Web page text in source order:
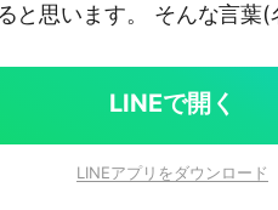
な言葉(名言)を発言す
LINEで開く
LINEアプリをダウンロード